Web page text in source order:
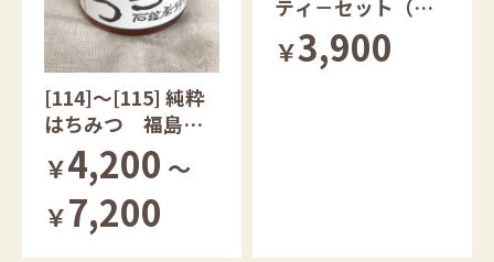
[114]～[115] 純粋
はちみつ 福島県
￥4,200 ～
￥7,200
ティ－セット（農
薬無散布） 宮城
県産
￥3,900